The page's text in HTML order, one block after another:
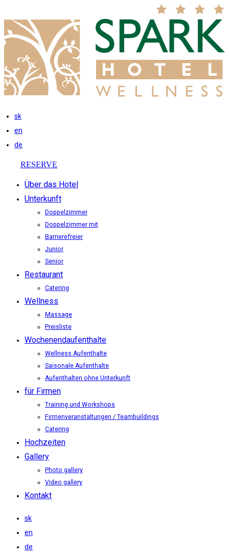
sk
en
de
RESERVE
Über das Hotel
Unterkunft
Doppelzimmer
Doppelzimmer mit
Barrierefreier
Junior
Senior
Restaurant
Catering
Wellness
Massage
Preisliste
Wochenendaufenthalte
Wellness Aufenthalte
Saisonale Aufenthalte
Aufenthalten ohne Unterkunft
für Firmen
Training und Workshops
Firmenveranstaltungen / Teambuildings
Catering
Hochzeiten
Gallery
Photo gallery
Video gallery
Kontakt
sk
en
de